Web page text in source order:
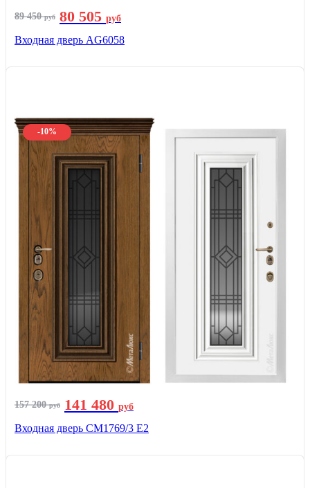
89 450руб 80 505 руб
Входная дверь AG6058
-10%
157 200руб 141 480 руб
Входная дверь СМ1769/3 Е2